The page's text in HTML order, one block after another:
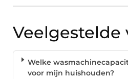
Veelgestelde
Welke
voor mijn huishouden?